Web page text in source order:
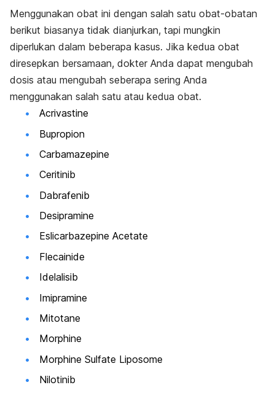
Menggunakan obat ini dengan salah satu obat-obatan
berikut biasanya tidak dianjurkan, tapi mungkin
diperlukan dalam beberapa kasus. Jika kedua obat
diresepkan bersamaan, dokter Anda dapat mengubah
dosis atau mengubah seberapa sering Anda
menggunakan salah satu atau kedua obat.
Acrivastine
Bupropion
Carbamazepine
Ceritinib
Dabrafenib
Desipramine
Eslicarbazepine Acetate
Flecainide
Idelalisib
Imipramine
Mitotane
Morphine
Morphine Sulfate Liposome
Nilotinib